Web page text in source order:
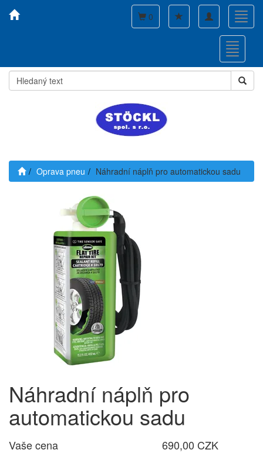
Toggle
navigation
0
Toggle
Oprava pneu Náhradní náplň pro automatickou sadu
Náhradní náplň pro
automatickou sadu
Vaše cena 690,00 CZK